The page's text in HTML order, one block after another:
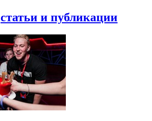
статьи и публикации